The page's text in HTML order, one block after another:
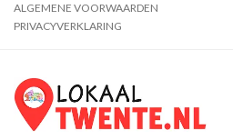
ALGEMENE VOORWAARDEN
PRIVACYVERKLARING